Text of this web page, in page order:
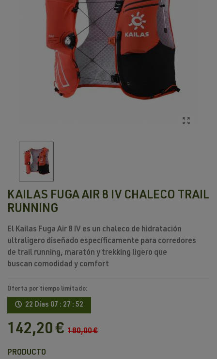
KAILAS FUGA AIR 8 IV CHALECO TRAIL
RUNNING
El Kailas Fuga Air 8 IV es un chaleco de hidratación
ultraligero diseñado específicamente para corredores
de trail running, maratón y trekking ligero que
buscan comodidad y comfort
Oferta por tiempo limitado:
22 Días 07 : 27 : 52
142,20 € 180,00 €
PRODUCTO